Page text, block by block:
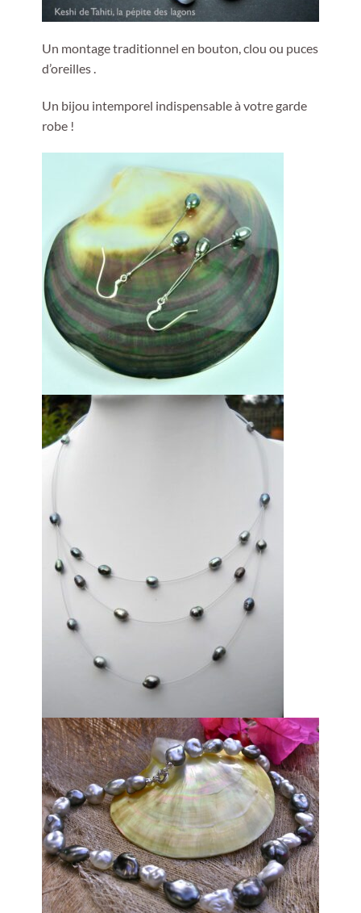
Un montage traditionnel en bouton, clou ou puces
d’oreilles .
Un bijou intemporel indispensable à votre garde
robe !